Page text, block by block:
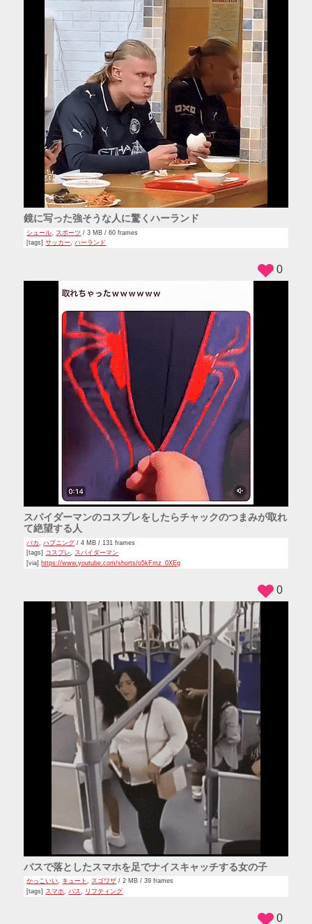
鏡に写った強そうな人に驚くハーランド
シュール スポーツ / 3 MB / 60 frames
[tags]サッカー,ハーランド
スパイダーマンのコスプレをしたらチャックのつまみが取れ
て絶望する人
バカ ,ハプニング / 4 MB / 131 frames
[tags] コスプレ, スパイダーマン
[via] https://www.youtube.com/shorts/o5kFmz_0XEg
0
バスで落としたスマホを足でナイスキャッチする女の子
かっこいい, キュート, スゴワザ / 2 MB / 39 frames
[tags] スマホ,バス, リフティング
0
0